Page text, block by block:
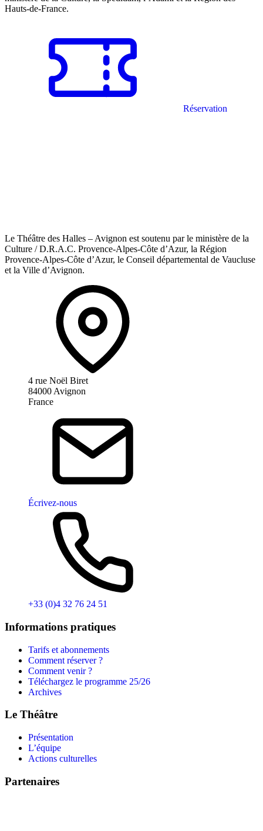
Hauts-de-France.
Réservation
Le Théâtre des Halles – Avignon est soutenu par le ministère de la
Culture / D.R.A.C. Provence-Alpes-Côte d’Azur, la Région
Provence-Alpes-Côte d’Azur, le Conseil départemental de Vaucluse
et la Ville d’Avignon.
4 rue Noël Biret
84000 Avignon
France
Écrivez-nous
+33 (0)4 32 76 24 51
Informations pratiques
Tarifs et abonnements
Comment réserver ?
Comment venir ?
Téléchargez le programme 25/26
Archives
Le Théâtre
Présentation
L’équipe
Actions culturelles
Partenaires